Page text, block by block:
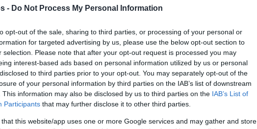
- Do Not Process My Personal Information
opt-out of the sale, sharing to third parties, or processing of your personal or
for targeted advertising by us, please use the below opt-out section to
selection. Please note that after your opt-out request is processed you may
interest-based ads based on personal information utilized by us or personal
to third parties prior to your opt-out. You may separately opt-out of the
of your personal information by third parties on the IAB’s list of downstream
This information may also be disclosed by us to third parties on the IAB’s List of
Participants that may further disclose it to other third parties.
that this website/app uses one or more Google services and may gather and store
jedoch nicht, dass die EuroLeague auf
Umstände der COVID-19-Epidemie
sein, aber die EuroLeague wird die
in der Hoffnung, dass bis Ende Mai klar
Basketball gespielt werden kann und